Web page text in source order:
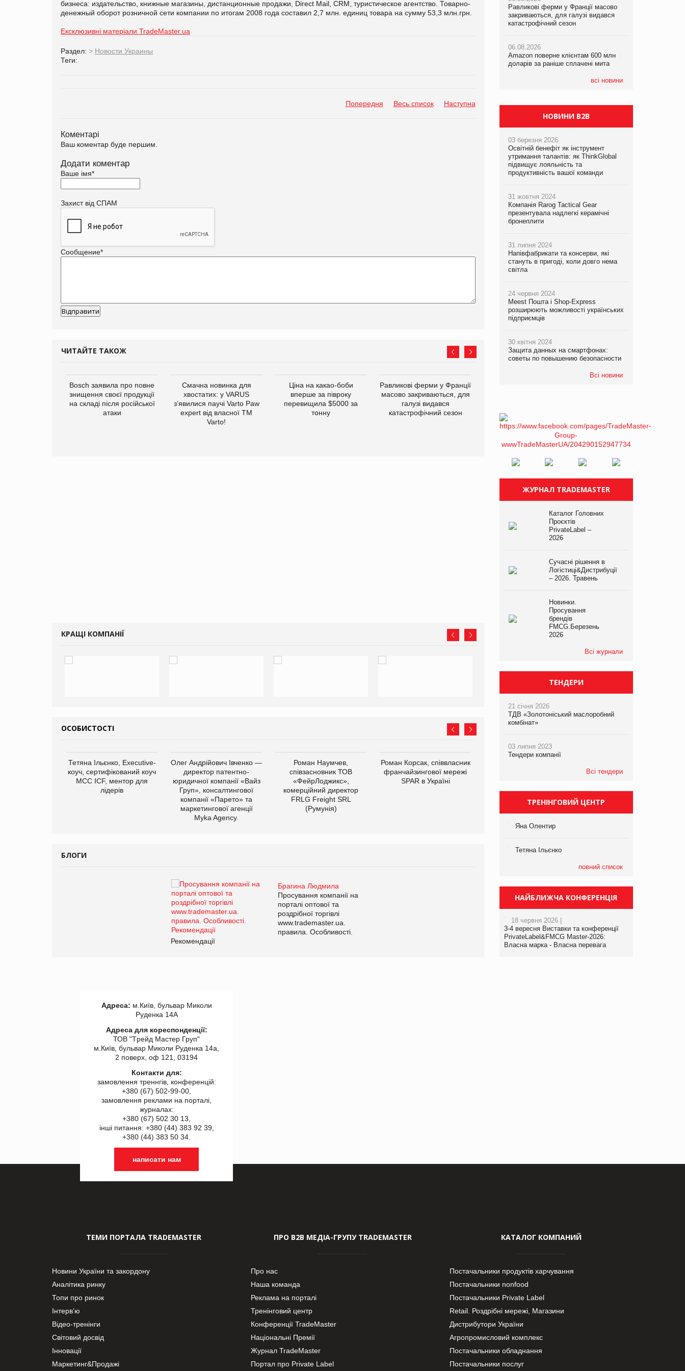
бизнеса: издательство, книжные магазины, дистанционные продажи, Direct Mail, CRM, туристическое агентство. Товарно-
денежный оборот розничной сети компании по итогам 2008 года составил 2,7 млн. единиц товара на сумму 53,3 млн.грн.
Ексклюзивні матеріали TradeMaster.ua
Раздел: > Новости Украины
Теги:
Попередня Весь список Наступна
Коментарі
Ваш коментар буде першим.
Додати коментар
Ваше імя*
Захист від СПАМ
Сообщение*
ЧИТАЙТЕ ТАКОЖ
Bosch заявила про повне
знищення своєї продукції
на складі після російської
атаки
Смачна новинка для
хвостатих: у VARUS
з’явилися паучі Varto Paw
expert від власної ТМ
Varto!
Ціна на какао-боби
вперше за півроку
перевищила $5000 за
тонну
Равликові ферми у Франції
масово закриваються, для
галузі видався
катастрофічний сезон
КРАЩІ КОМПАНІЇ
ОСОБИСТОСТІ
Тетяна Ільєнко, Executive-
коуч, сертифікований коуч
МСС ICF, ментор для
лідерів
Олег Андрійович Івченко —
директор патентно-
юридичної компанії «Вайз
Груп», консалтингової
компанії «Парето» та
маркетингової агенції
Myka Agency.
Роман Наумчев,
співзасновник ТОВ
«ФейрЛоджикс»,
комерційний директор
FRLG Freight SRL
(Румунія)
Роман Корсак, співвласник
франчайзингової мережі
SPAR в Україні
виробництва
компанії «УкраМарин»
БЛОГИ
Брагина Людмила
Просування компанії на
порталі оптової та
роздрібної торгівлі
www.trademaster.ua.
правила. Особливості.
Рекомендації
Брагина Людмила
Просування компанії на
www.trademaster.ua.
правила. Особливості.
Равликові ферми у Франції масово
закриваються, для галузі видався
катастрофічний сезон
06.08.2026
Amazon поверне клієнтам 600 млн
доларів за раніше сплачені мита
всі новини
05.08.2026
ТОКЕРИ
Сергій Лісунов про заморожені
Amazon поверне клієнтам 600 млн
доларів за раніше сплачені мита
У Євросоюзі набули чинності нові
правила щодо штучного інтелекту
НОВИНИ B2B
03 березня 2026
Освітній бенефіт як інструмент
утримання талантів: як ThinkGlobal
підвищує лояльність та
продуктивність вашої команди
31 жовтня 2024
Компанія Rarog Tactical Gear
презентувала надлегкі керамічні
бронеплити
31 липня 2024
Напівфабрикати та консерви, які
стануть в пригоді, коли довго нема
світла
24 червня 2024
Meest Пошта і Shop-Express
розширюють можливості українських
підприємців
30 квітня 2024
Защита данных на смартфонах:
советы по повышению безопасности
Всі новини
ЖУРНАЛ TRADEMASTER
Каталог Головних
Проєктів
PrivateLabel –
2026
Сучасні рішення в
Логістиці&Дистрибуції
– 2026. Травень
Новинки.
Просування
брендів
FMCG.Березень
2026
Всі журнали
ТЕНДЕРИ
21 січня 2026
ТДВ «Золотоніський маслоробний
комбінат»
03 липня 2023
Тендери компанії
Всі тендери
ТРЕНІНГОВИЙ ЦЕНТР
Яна Олентир
Тетяна Ільєнко
повний список
НАЙБЛИЖЧА КОНФЕРЕНЦІЯ
18 червня 2026 |
3-4 вересня Виставки та конференції
PrivateLabel&FMCG Master-2026:
Власна марка - Власна перевага
Адреса: м.Київ, бульвар Миколи
Руденка 14А
Адреса для кореспонденції:
ТОВ "Tрейд Мастер Груп"
м.Київ, бульвар Миколи Руденка 14а,
2 поверх, оф 121, 03194
Контакти для:
замовлення треннгів, конференцій:
+380 (67) 502-99-00,
замовлення реклами на порталі,
журналах:
+380 (67) 502 30 13,
інші питання: +380 (44) 383 92 39,
+380 (44) 383 50 34.
написати нам
ТЕМИ ПОРТАЛА TRADEMASTER
Новини України та закордону
Аналітика ринку
Топи про ринок
Інтерв’ю
Відео-тренінги
Світовий досвід
Інновації
Маркетинг&Продажі
ПРО В2В МЕДІА-ГРУПУ TRADEMASTER
Про нас
Наша команда
Реклама на порталі
Тренінговий центр
Конференції TradeMaster
Національні Премії
Журнал TradeMaster
Портал про Private Label
КАТАЛОГ КОМПАНИЙ
Постачальники продуктів харчування
Постачальники nonfood
Постачальники Private Label
Retail. Роздрібні мережі, Магазини
Дистрибутори України
Агропромисловий комплекс
Постачальники обладнання
Постачальники послуг